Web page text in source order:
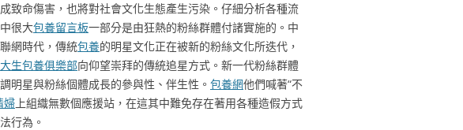
致命傷害，也將對社會文化生態產生污染。仔細分析各種流
很大包養留言板一部分是由狂熱的粉絲群體付諸實施的。中
網時代，傳統包養的明星文化正在被新的粉絲文化所迭代，
生包養俱樂部向仰望崇拜的傳統追星方式。新一代粉絲群體
明星與粉絲個體成長的參與性、伴生性。 包養網他們喊著“不
婦 上組織無數個應援站，在這其中難免存在著用各種造假方式
行為。